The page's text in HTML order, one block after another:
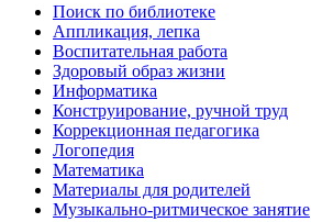
Поиск по библиотеке
Аппликация, лепка
Воспитательная работа
Здоровый образ жизни
Информатика
Конструирование, ручной труд
Коррекционная педагогика
Логопедия
Математика
Материалы для родителей
Музыкально-ритмическое занятие